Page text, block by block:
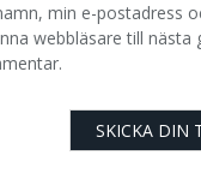
min e-postadress
webbläsare till nästa